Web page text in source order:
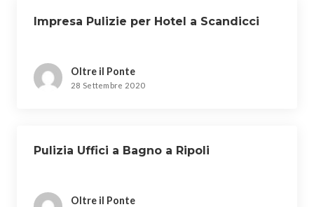
Impresa Pulizie per Hotel a Scandicci
Oltre il Ponte
28 Settembre 2020
Pulizia Uffici a Bagno a Ripoli
Oltre il Ponte